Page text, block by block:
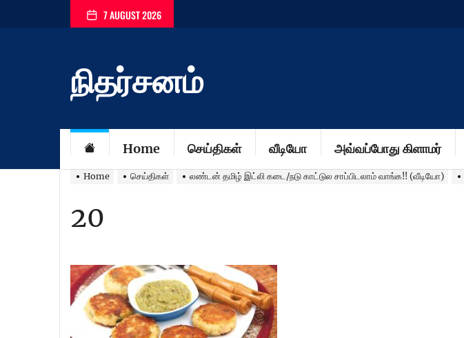
7 AUGUST 2026
நிதர்சனம்
Home செய்திகள் வீடியோ அவ்வப்போது கிளாமர்
Home செய்திகள் லண்டன் தமிழ் இட்லி கடை/நடு காட்டுல சாப்பிடலாம் வாங்க!! (வீடியோ)
20